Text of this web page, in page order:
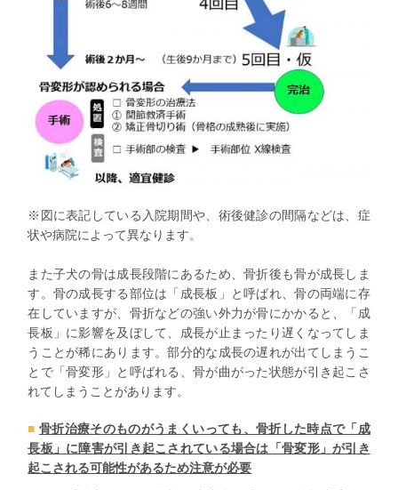
※図に表記している入院期間や、術後健診の間隔などは、症
状や病院によって異なります。
また子犬の骨は成長段階にあるため、骨折後も骨が成長しま
す。骨の成長する部位は「成長板」と呼ばれ、骨の両端に存
在していますが、骨折などの強い外力が骨にかかると、「成
長板」に影響を及ぼして、成長が止まったり遅くなってしま
うことが稀にあります。部分的な成長の遅れが出てしまうこ
とで「骨変形」と呼ばれる、骨が曲がった状態が引き起こさ
れてしまうことがあります。
骨折治療そのものがうまくいっても、骨折した時点で「成
長板」に障害が引き起こされている場合は「骨変形」が引き
起こされる可能性があるため注意が必要